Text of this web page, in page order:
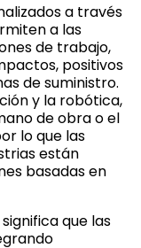
a través
a las
de trabajo,
positivos
de suministro.
y la robótica,
de obra o el
lo que las
están
basadas en
que las